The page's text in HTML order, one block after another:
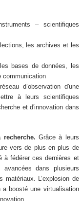
– scientifiques
les archives et les
bases de données, les
communication
d’observation d'une
à leurs scientifiques
et d'innovation dans
Grâce à leurs
vers de plus en plus de
à fédérer ces dernières et
avancées dans plusieurs
L’explosion de
a boosté une virtualisation